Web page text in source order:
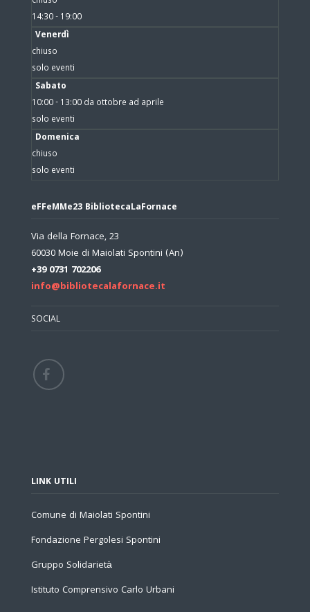
14:30 - 19:00
Venerdì
chiuso
solo eventi
Sabato
10:00 - 13:00 da ottobre ad aprile
solo eventi
Domenica
chiuso
solo eventi
eFFeMMe23 BibliotecaLaFornace
Via della Fornace, 23
60030 Moie di Maiolati Spontini (An)
+39 0731 702206
info@bibliotecalafornace.it
SOCIAL
LINK UTILI
Comune di Maiolati Spontini
Fondazione Pergolesi Spontini
Gruppo Solidarietà
Istituto Comprensivo Carlo Urbani